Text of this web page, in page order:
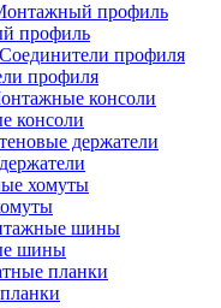
профиль
профиль
Соединители профиля
профиля
консоли
консоли
держатели
хомуты
шины
шины
планки